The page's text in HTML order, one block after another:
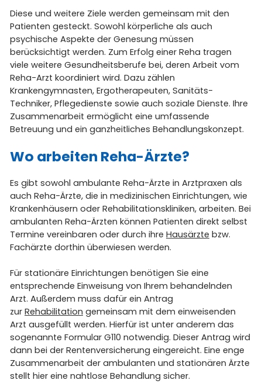
Diese und weitere Ziele werden gemeinsam mit den
Patienten gesteckt. Sowohl körperliche als auch
psychische Aspekte der Genesung müssen
berücksichtigt werden. Zum Erfolg einer Reha tragen
viele weitere Gesundheitsberufe bei, deren Arbeit vom
Reha-Arzt koordiniert wird. Dazu zählen
Krankengymnasten, Ergotherapeuten, Sanitäts-
Techniker, Pflegedienste sowie auch soziale Dienste. Ihre
Zusammenarbeit ermöglicht eine umfassende
Betreuung und ein ganzheitliches Behandlungskonzept.
Wo arbeiten Reha-Ärzte?
Es gibt sowohl ambulante Reha-Ärzte in Arztpraxen als
auch Reha-Ärzte, die in medizinischen Einrichtungen, wie
Krankenhäusern oder Rehabilitationskliniken, arbeiten. Bei
ambulanten Reha-Ärzten können Patienten direkt selbst
Termine vereinbaren oder durch ihre Hausärzte bzw.
Fachärzte dorthin überwiesen werden.
Für stationäre Einrichtungen benötigen Sie eine
entsprechende Einweisung von Ihrem behandelnden
Arzt. Außerdem muss dafür ein Antrag
zur Rehabilitation gemeinsam mit dem einweisenden
Arzt ausgefüllt werden. Hierfür ist unter anderem das
sogenannte Formular G110 notwendig. Dieser Antrag wird
dann bei der Rentenversicherung eingereicht. Eine enge
Zusammenarbeit der ambulanten und stationären Ärzte
stellt hier eine nahtlose Behandlung sicher.